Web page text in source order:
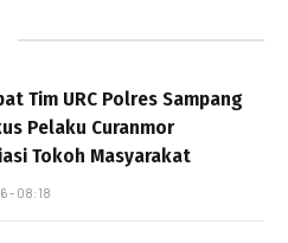
Tim URC Polres Sampang
Pelaku Curanmor
Tokoh Masyarakat
- 08:18